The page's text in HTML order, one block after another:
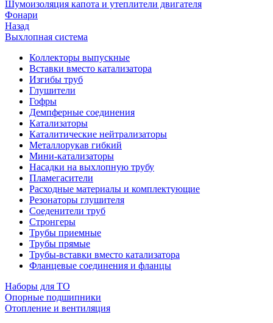
Шумоизоляция капота и утеплители двигателя
Фонари
Назад
Выхлопная система
Коллекторы выпускные
Вставки вместо катализатора
Изгибы труб
Глушители
Гофры
Демпферные соединения
Катализаторы
Каталитические нейтрализаторы
Металлорукав гибкий
Мини-катализаторы
Насадки на выхлопную трубу
Пламегасители
Расходные материалы и комплектующие
Резонаторы глушителя
Соеденители труб
Стронгеры
Трубы приемные
Трубы прямые
Трубы-вставки вместо катализатора
Фланцевые соединения и фланцы
Наборы для ТО
Опорные подшипники
Отопление и вентиляция